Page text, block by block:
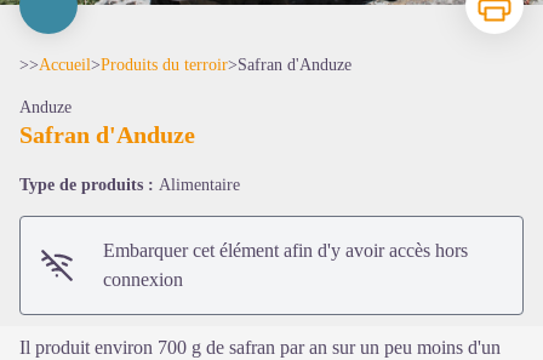
>>Accueil>Produits du terroir>Safran d'Anduze
Anduze
Safran d'Anduze
Type de produits : Alimentaire
Embarquer cet élément afin d'y avoir accès hors
connexion
Il produit environ 700 g de safran par an sur un peu moins d'un